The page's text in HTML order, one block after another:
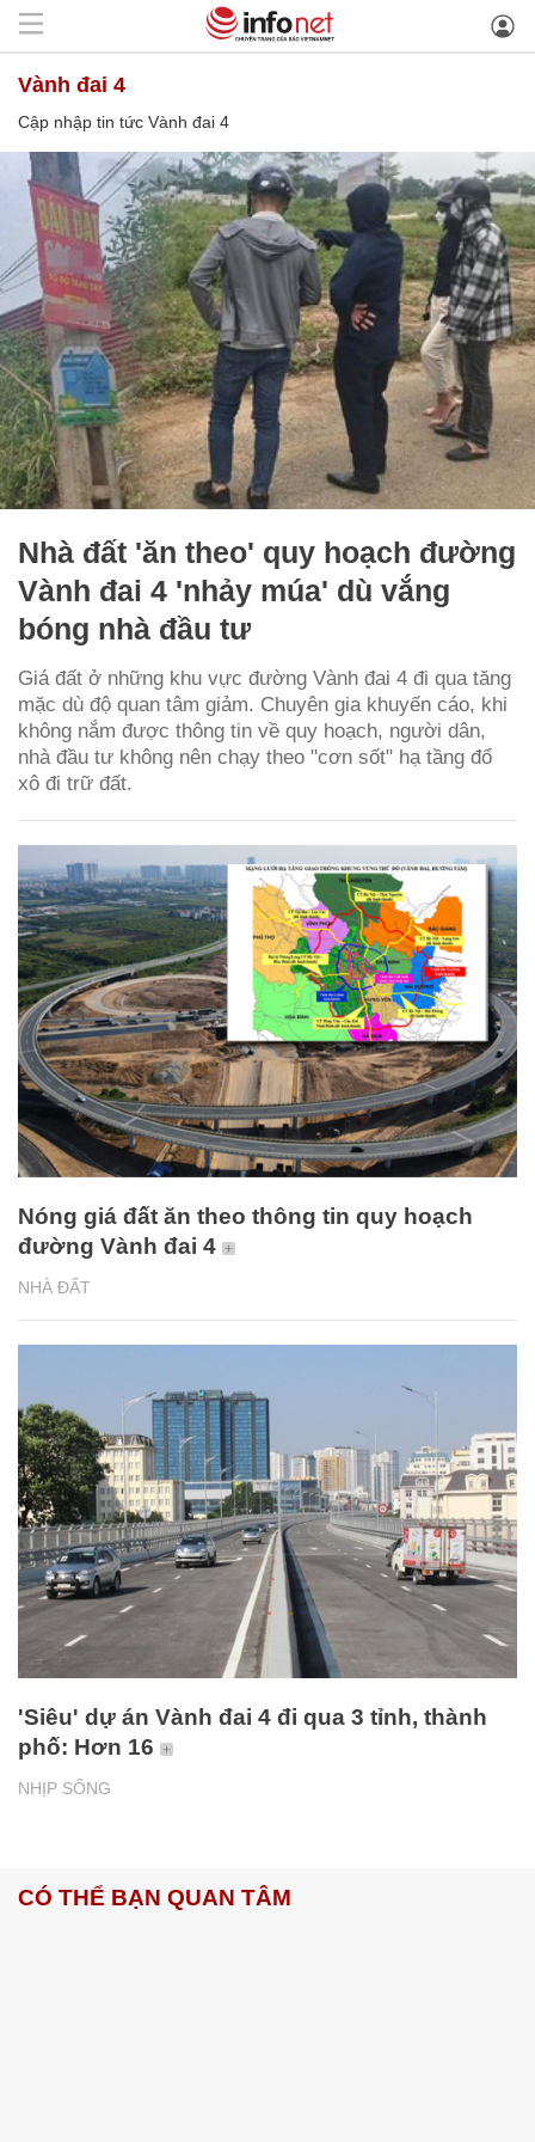
Vành đai 4
Cập nhập tin tức Vành đai 4
Nhà đất 'ăn theo' quy hoạch đường
Vành đai 4 'nhảy múa' dù vắng
bóng nhà đầu tư
Giá đất ở những khu vực đường Vành đai 4 đi qua tăng
mặc dù độ quan tâm giảm. Chuyên gia khuyến cáo, khi
không nắm được thông tin về quy hoạch, người dân,
nhà đầu tư không nên chạy theo "cơn sốt" hạ tầng đổ
xô đi trữ đất.
NHÀ ĐẤT
Nóng giá đất ăn theo thông tin quy hoạch
đường Vành đai 4
NHỊP SỐNG
'Siêu' dự án Vành đai 4 đi qua 3 tỉnh, thành
phố: Hơn 16
CÓ THỂ BẠN QUAN TÂM